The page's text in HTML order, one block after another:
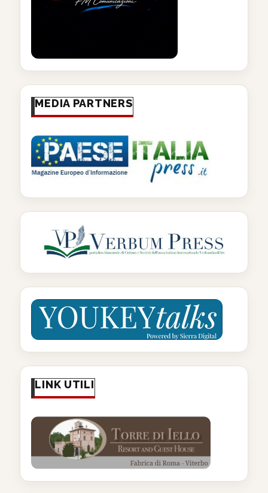
MEDIA PARTNERS
LINK UTILI